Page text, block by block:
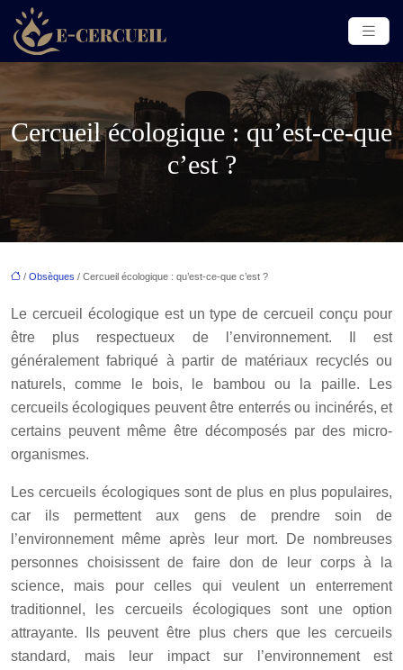
Cercueil écologique : qu’est-ce-que
c’est ?
/ Obsèques / Cercueil écologique : qu’est-ce-que c’est ?
Le cercueil écologique est un type de cercueil conçu pour
être plus respectueux de l’environnement. Il est
généralement fabriqué à partir de matériaux recyclés ou
naturels, comme le bois, le bambou ou la paille. Les
cercueils écologiques peuvent être enterrés ou incinérés, et
certains peuvent même être décomposés par des micro-
organismes.
Les cercueils écologiques sont de plus en plus populaires,
car ils permettent aux gens de prendre soin de
l’environnement même après leur mort. De nombreuses
personnes choisissent de faire don de leur corps à la
science, mais pour celles qui veulent un enterrement
traditionnel, les cercueils écologiques sont une option
attrayante. Ils peuvent être plus chers que les cercueils
standard, mais leur impact sur l’environnement est